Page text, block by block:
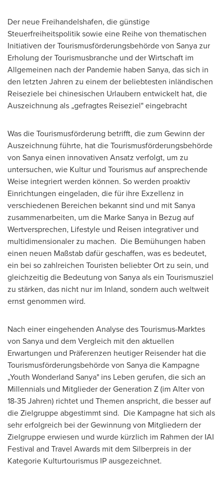
Der neue Freihandelshafen, die günstige
Steuerfreiheitspolitik sowie eine Reihe von thematischen
Initiativen der Tourismusförderungsbehörde von Sanya zur
Erholung der Tourismusbranche und der Wirtschaft im
Allgemeinen nach der Pandemie haben Sanya, das sich in
den letzten Jahren zu einem der beliebtesten inländischen
Reiseziele bei chinesischen Urlaubern entwickelt hat, die
Auszeichnung als „gefragtes Reiseziel" eingebracht
Was die Tourismusförderung betrifft, die zum Gewinn der
Auszeichnung führte, hat die Tourismusförderungsbehörde
von Sanya einen innovativen Ansatz verfolgt, um zu
untersuchen, wie Kultur und Tourismus auf ansprechende
Weise integriert werden können. So werden proaktiv
Einrichtungen eingeladen, die für ihre Exzellenz in
verschiedenen Bereichen bekannt sind und mit Sanya
zusammenarbeiten, um die Marke Sanya in Bezug auf
Wertversprechen, Lifestyle und Reisen integrativer und
multidimensionaler zu machen. Die Bemühungen haben
einen neuen Maßstab dafür geschaffen, was es bedeutet,
ein bei so zahlreichen Touristen beliebter Ort zu sein, und
gleichzeitig die Bedeutung von Sanya als ein Tourismusziel
zu stärken, das nicht nur im Inland, sondern auch weltweit
ernst genommen wird.
Nach einer eingehenden Analyse des Tourismus-Marktes
von Sanya und dem Vergleich mit den aktuellen
Erwartungen und Präferenzen heutiger Reisender hat die
Tourismusförderungsbehörde von Sanya die Kampagne
„Youth Wonderland Sanya" ins Leben gerufen, die sich an
Millennials und Mitglieder der Generation Z (im Alter von
18-35 Jahren) richtet und Themen anspricht, die besser auf
die Zielgruppe abgestimmt sind. Die Kampagne hat sich als
sehr erfolgreich bei der Gewinnung von Mitgliedern der
Zielgruppe erwiesen und wurde kürzlich im Rahmen der IAI
Festival and Travel Awards mit dem Silberpreis in der
Kategorie Kulturtourismus IP ausgezeichnet.